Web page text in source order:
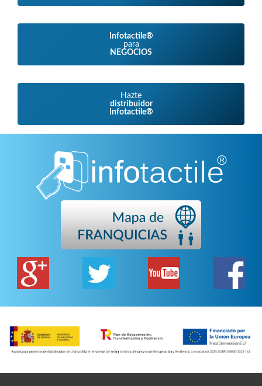
Infotactile®
para
NEGOCIOS
Hazte
distribuidor
Infotactile®